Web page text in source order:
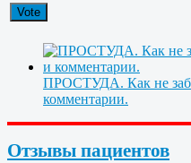
ПРОСТУДА. Как не
комментарии.
Отзывы пациентов